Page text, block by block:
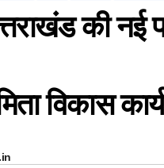
की नई
विकास